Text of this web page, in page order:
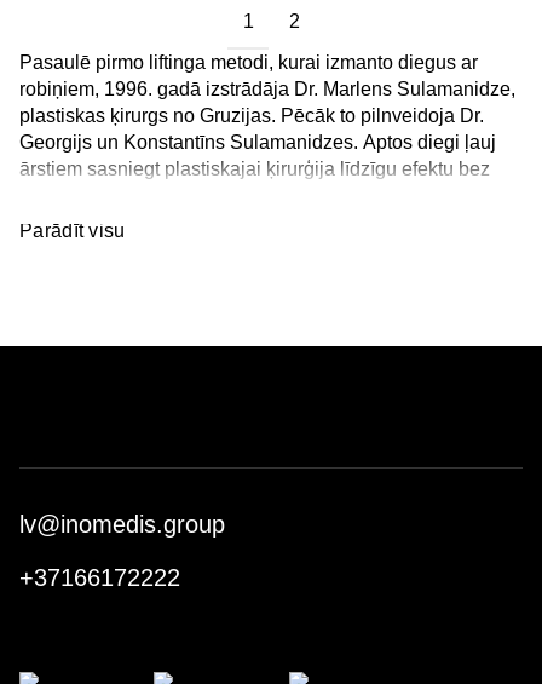
1
2
Pasaulē pirmo liftinga metodi, kurai izmanto diegus ar
robiņiem, 1996. gadā izstrādāja Dr. Marlens Sulamanidze,
plastiskas ķirurgs no Gruzijas. Pēcāk to pilnveidoja Dr.
Georgijs un Konstantīns Sulamanidzes. Aptos diegi ļauj
ārstiem sasniegt plastiskajai ķirurģija līdzīgu efektu bez
(FDA) apstiprinājums par produktu drošumu un
MDSAP (medicīnisko ierīču vienotā audita
Parādīt visu
lv@inomedis.group
+37166172222